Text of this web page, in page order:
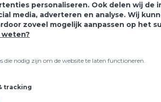
personaliseren. Ook delen wij de
media, adverteren en analyse. Wij
zoveel mogelijk aanpassen op het
weten?
die nodig zijn om de website te laten functioneren.
tracking